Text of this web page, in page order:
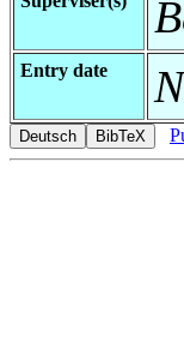
Entry date